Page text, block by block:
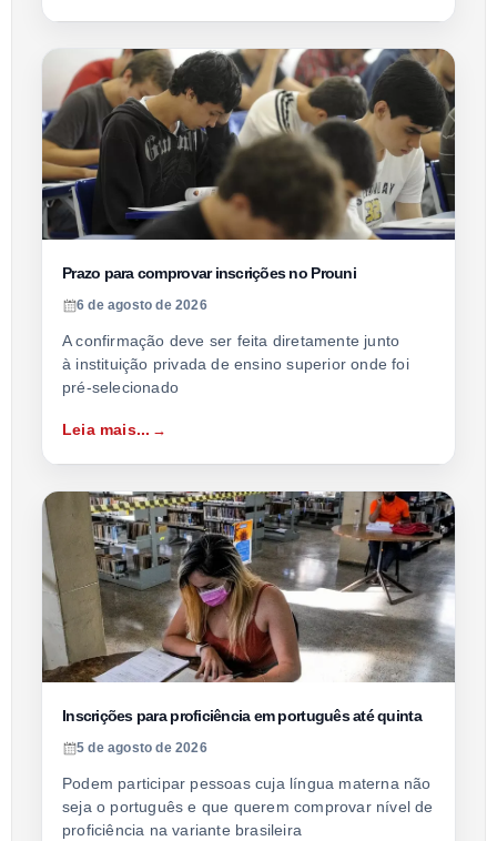
Prazo para comprovar inscrições no Prouni
6 de agosto de 2026
A confirmação deve ser feita diretamente junto
à instituição privada de ensino superior onde foi
pré-selecionado
Leia mais...
Inscrições para proficiência em português até quinta
5 de agosto de 2026
Podem participar pessoas cuja língua materna não
seja o português e que querem comprovar nível de
proficiência na variante brasileira